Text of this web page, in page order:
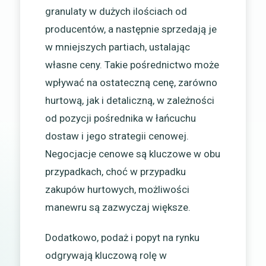
granulaty w dużych ilościach od
producentów, a następnie sprzedają je
w mniejszych partiach, ustalając
własne ceny. Takie pośrednictwo może
wpływać na ostateczną cenę, zarówno
hurtową, jak i detaliczną, w zależności
od pozycji pośrednika w łańcuchu
dostaw i jego strategii cenowej.
Negocjacje cenowe są kluczowe w obu
przypadkach, choć w przypadku
zakupów hurtowych, możliwości
manewru są zazwyczaj większe.
Dodatkowo, podaż i popyt na rynku
odgrywają kluczową rolę w